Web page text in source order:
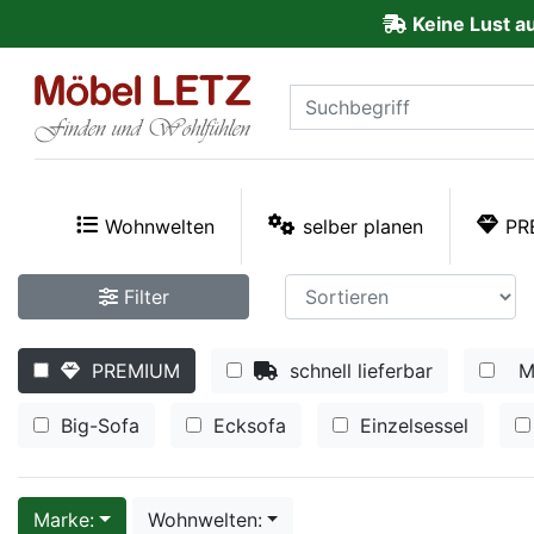
Keine Lust
Wohnwelten selber planen
Filter
PREMIUM schnell lieferbar
Big-Sofa Ecksofa Einzelsessel
Marke: Wohnwelten:
Kundenmeinungen
PREMIUM
Schnell
lieferbar
SALE
Polsterplaner
Möbel-